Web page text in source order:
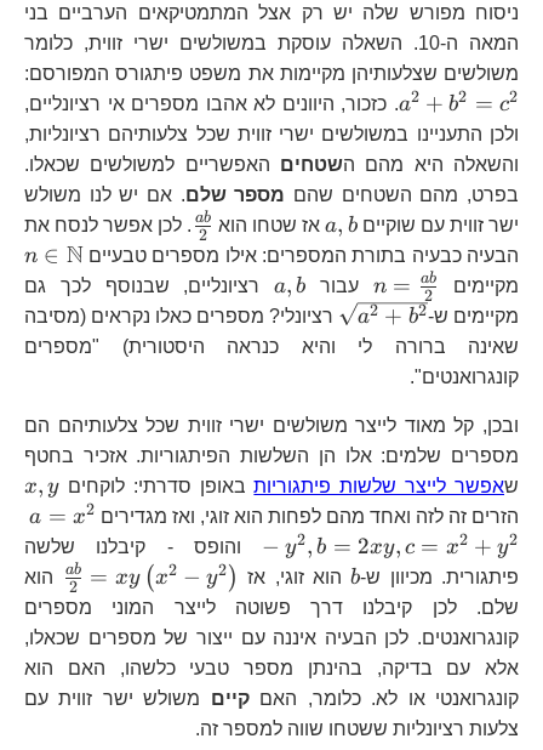
ניסוח מפורש שלה יש רק אצל המתמטיקאים הערביים בני
המאה ה-10. השאלה עוסקת במשולשים ישרי זווית, כלומר
משולשים שצלעותיהן מקיימות את משפט פיתגורס המפורסם:
a2 + b2 = c2
. כזכור, היוונים לא אהבו מספרים אי רציונליים,
ולכן התעניינו במשולשים ישרי זווית שכל צלעותיהם רציונליות,
והשאלה היא מהם השטחים האפשריים למשולשים שכאלו.
בפרט, מהם השטחים שהם מספר שלם. אם יש לנו משולש
ישר זווית עם שוקיים
a,b a, b אז שטחו הוא
\frac{ab}
{2}
2
ab . לכן אפשר לנסח את
הבעיה כבעיה בתורת המספרים: אילו מספרים טבעיים
n ∈ N
מקיימים
n=\frac{ab}
{2}
n = 2
ab עבור a,b
a, b
רציונליים, שבנוסף לכך גם
מקיימים ש- \sqrt{a^{2}+b^{2}}
a2 + b2
רציונלי? מספרים כאלו נקראים (מסיבה
שאינה ברורה לי והיא כנראה היסטורית) "מספרים
קונגרואנטים".
ובכן, קל מאוד לייצר משולשים ישרי זווית שכל צלעותיהם הם
מספרים שלמים: אלו הן השלשות הפיתגוריות. אזכיר בחטף
שאפשר לייצר שלשות פיתגוריותבאופן סדרתי: לוקחים x, y
הזרים זה לזה ואחד מהם לפחות הוא זוגי, ואז מגדירים a = x2
− y2, b = 2xy, c = x2 + y2
והופס - קיבלנו שלשה
פיתגורית. מכיוון ש-
b bהוא זוגי, אז 2
ab = xy (x2 − y2)
הוא
שלם. לכן קיבלנו דרך פשוטה לייצר המוני מספרים
קונגרואנטים. לכן הבעיה איננה עם ייצור של מספרים שכאלו,
אלא עם בדיקה, בהינתן מספר טבעי כלשהו, האם הוא
קונגרואנטי או לא. כלומר, האםקיים משולש ישר זווית עם
צלעות רציונליות ששטחו שווה למספר זה.